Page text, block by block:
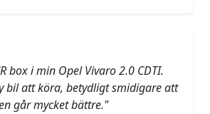
box i min Opel Vivaro 2.0 CDTI.
bil att köra, betydligt smidigare att
går mycket bättre."